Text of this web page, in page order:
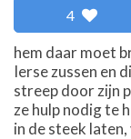
4
hem daar moet
Ierse zussen en
streep door zijn
ze hulp nodig te
in de steek